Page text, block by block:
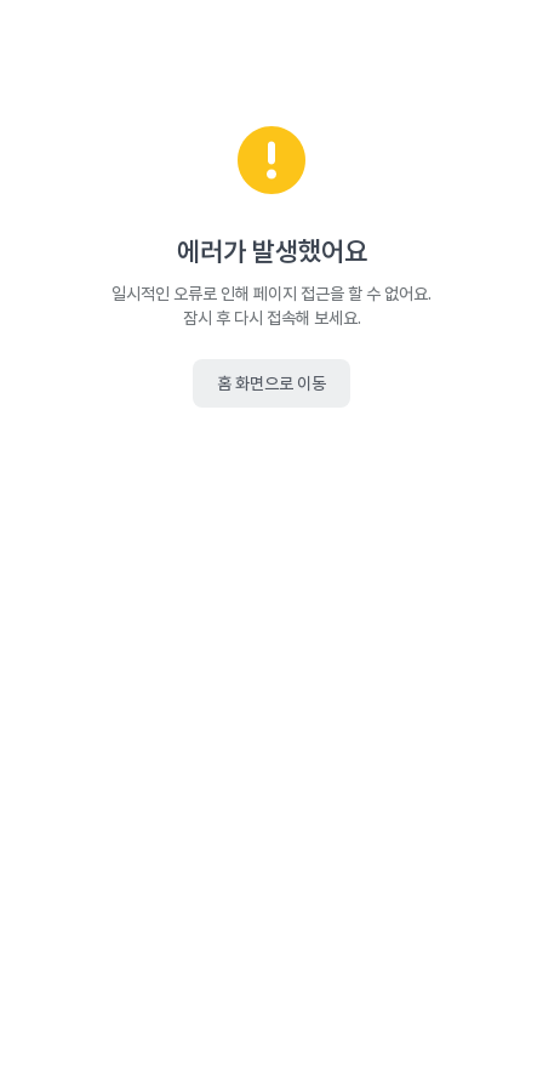
에러가 발생했어요
일시적인 오류로 인해 페이지 접근을 할 수 없어요.
잠시 후 다시 접속해 보세요.
홈 화면으로 이동